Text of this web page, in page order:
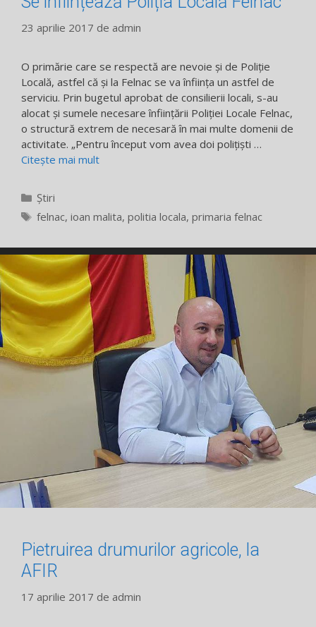
23 aprilie 2017 de admin
O primărie care se respectă are nevoie și de Poliție
Locală, astfel că și la Felnac se va înființa un astfel de
serviciu. Prin bugetul aprobat de consilierii locali, s-au
alocat și sumele necesare înființării Poliției Locale Felnac,
o structură extrem de necesară în mai multe domenii de
activitate. „Pentru început vom avea doi polițiști …
Citește mai mult
Categorii
Știri
Etichete
felnac, ioan malita, politia locala, primaria felnac
Pietruirea drumurilor agricole, la
AFIR
17 aprilie 2017 de admin